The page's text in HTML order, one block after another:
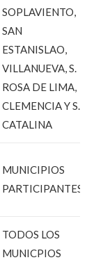
SOPLAVIENTO,
SAN
ESTANISLAO,
VILLANUEVA, S.
ROSA DE LIMA,
CLEMENCIA Y S.
CATALINA
MUNICIPIOS
PARTICIPANTES
TODOS LOS
MUNICPIOS